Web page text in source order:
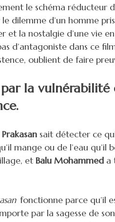
le schéma réducteur
dilemme d’un homme
et la nostalgie d’une vie
d’antagoniste dans ce
oublient de faire
par la
Prakasan sait détecter ce
mange ou de l’eau
et Balu Mohammed a
fonctionne parce qu’il
par la sagesse de